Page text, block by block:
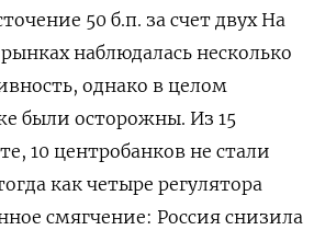
50 б.п. за счет двух На
наблюдалась несколько
однако в ‌целом
были осторожны. Из 15
10 центробанков не стали
как четыре регулятора
смягчение: Россия снизила